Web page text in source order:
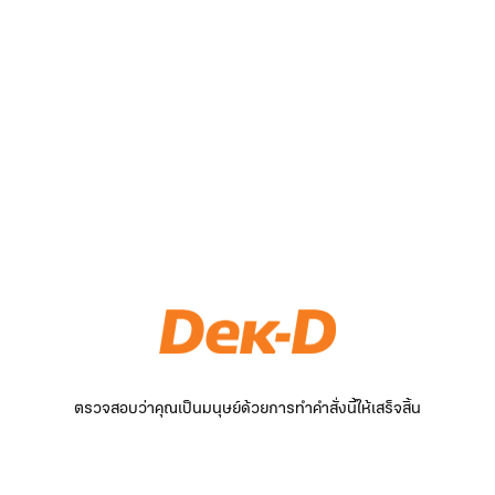
ตรวจสอบว่าคุณเป็นมนุษย์ด้วยการทำคำสั่งนี้ให้เสร็จสิ้น